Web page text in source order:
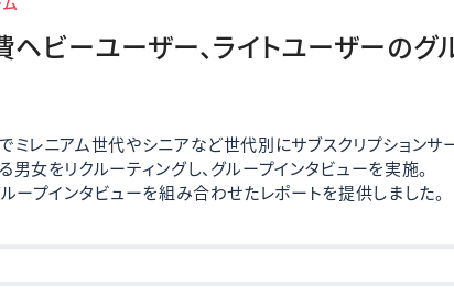
ビーユーザー、ライトユーザーのグ
ミレニアム世代やシニアなど世代別にサブスクリプションサ
女をリクルーティングし、グループインタビューを実施。
ープインタビューを組み合わせたレポートを提供しました。